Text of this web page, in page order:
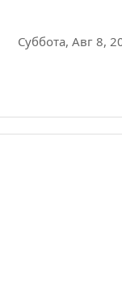
Суббота, Авг 8,